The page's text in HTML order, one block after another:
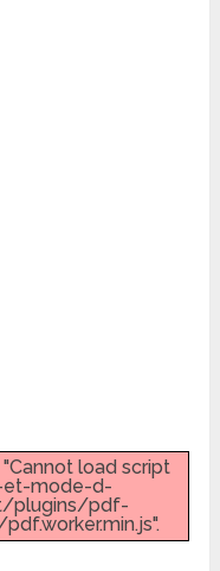
load script
et-mode-d-
plugins/pdf-